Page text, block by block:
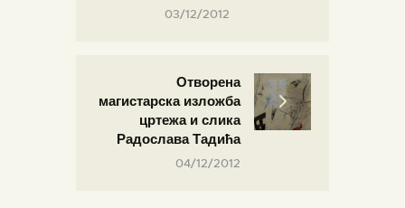
03/12/2012
Отворена
магистарска изложба
цртежа и слика
Радослава Тадића
04/12/2012